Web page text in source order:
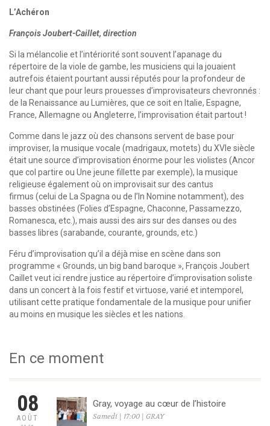
L’Achéron
François Joubert-Caillet, direction
Si la mélancolie et l’intériorité sont souvent l’apanage du
répertoire de la viole de gambe, les musiciens qui la jouaient
autrefois étaient pourtant aussi réputés pour la profondeur de
leur chant que pour leurs prouesses d’improvisateurs chevronnés :
de la Renaissance au Lumières, que ce soit en Italie, Espagne,
France, Allemagne ou Angleterre, l’improvisation était partout !
Comme dans le jazz où des chansons servent de base pour
improviser, la musique vocale (madrigaux, motets) du XVIe siècle
était une source d’improvisation énorme pour les violistes (Ancor
que col partire ou Une jeune fillette par exemple), la musique
religieuse également où on improvisait sur des cantus
firmus (celui de La Spagna ou de l’In Nomine notamment), des
basses obstinées (Folies d’Espagne, Chaconne, Passamezzo,
Romanesca, etc.), mais aussi des airs sur des danses ou des
basses libres (sarabande, courante, grounds, etc.)
Féru d’improvisation qu’il a déjà mise en scène dans son
programme « Grounds, un big band baroque », François Joubert
Caillet veut ici rendre justice au répertoire d’improvisation soliste
dans un concert à la fois festif et virtuose, varié et intemporel,
utilisant cette pratique fondamentale de la musique pour unifier
au moins en musique les siècles et les nations.
En ce moment
08
AOÛT
Gray, voyage au cœur de l’histoire
Samedi | 17:00 | GRAY